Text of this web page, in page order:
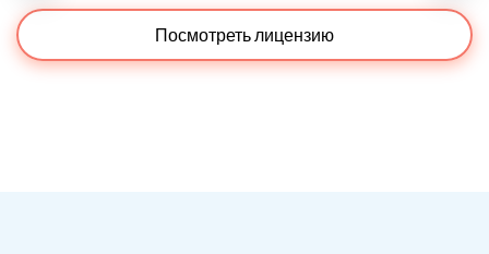
Посмотреть лицензию